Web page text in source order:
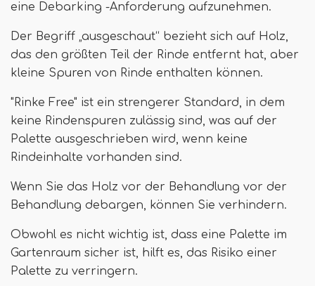
eine Debarking -Anforderung aufzunehmen.
Der Begriff „ausgeschaut“ bezieht sich auf Holz,
das den größten Teil der Rinde entfernt hat, aber
kleine Spuren von Rinde enthalten können.
"Rinke Free" ist ein strengerer Standard, in dem
keine Rindenspuren zulässig sind, was auf der
Palette ausgeschrieben wird, wenn keine
Rindeinhalte vorhanden sind.
Wenn Sie das Holz vor der Behandlung vor der
Behandlung debargen, können Sie verhindern.
Obwohl es nicht wichtig ist, dass eine Palette im
Gartenraum sicher ist, hilft es, das Risiko einer
Palette zu verringern.